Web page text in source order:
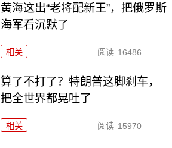
黄海这出“老将配新王”，把俄罗斯
海军看沉默了
相关 阅读 16486
算了不打了？特朗普这脚刹车，
把全世界都晃吐了
相关 阅读 15970